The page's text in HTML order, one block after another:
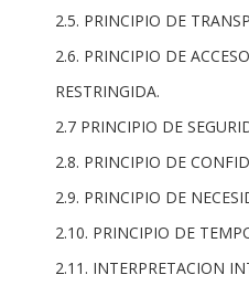
2.5. PRINCIPIO DE
2.6. PRINCIPIO DE
RESTRINGIDA.
2.7 PRINCIPIO DE
2.8. PRINCIPIO DE
2.9. PRINCIPIO DE
2.10. PRINCIPIO DE
2.11. INTERPRETACION